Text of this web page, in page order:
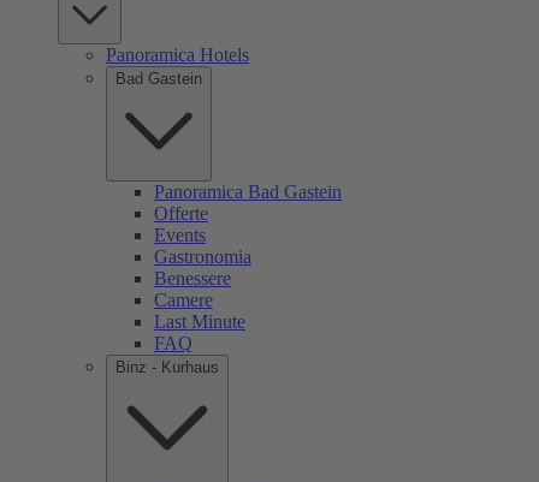
Panoramica Hotels
Bad Gastein
Panoramica Bad Gastein
Offerte
Events
Gastronomia
Benessere
Camere
Last Minute
FAQ
Binz - Kurhaus